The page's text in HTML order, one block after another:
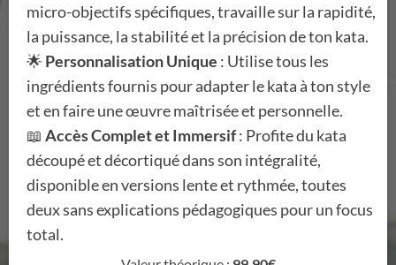
micro-objectifs spécifiques, travaille sur la rapidité,
la puissance, la stabilité et la précision de ton kata.
🌟 Personnalisation Unique : Utilise tous les
ingrédients fournis pour adapter le kata à ton style
et en faire une œuvre maîtrisée et personnelle.
📖 Accès Complet et Immersif: Profite du kata
découpé et décortiqué dans son intégralité,
disponible en versions lente et rythmée, toutes
deux sans explications pédagogiques pour un focus
total.